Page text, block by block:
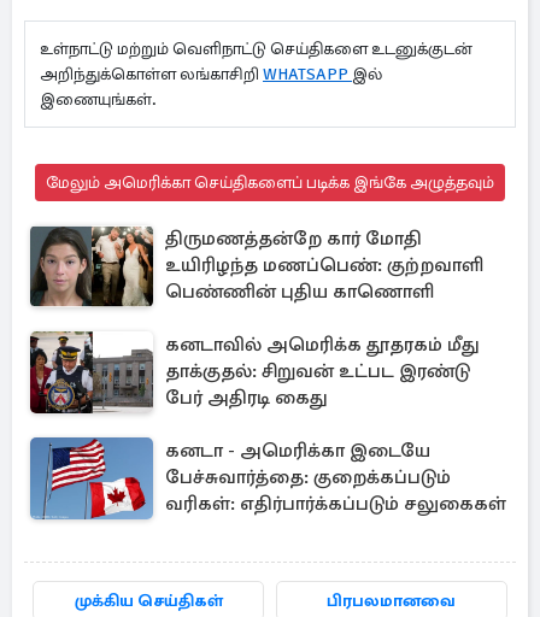
உள்நாட்டு மற்றும் வெளிநாட்டு செய்திகளை உடனுக்குடன்
அறிந்துக்கொள்ள லங்காசிறி WHATSAPP இல்
இணையுங்கள்.
மேலும் அமெரிக்கா செய்திகளைப் படிக்க இங்கே அழுத்தவும்
திருமணத்தன்றே கார் மோதி
உயிரிழந்த மணப்பெண்: குற்றவாளி
பெண்ணின் புதிய காணொளி
கனடாவில் அமெரிக்க தூதரகம் மீது
தாக்குதல்: சிறுவன் உட்பட இரண்டு
பேர் அதிரடி கைது
கனடா - அமெரிக்கா இடையே
பேச்சுவார்த்தை: குறைக்கப்படும்
வரிகள்: எதிர்பார்க்கப்படும் சலுகைகள்
முக்கிய செய்திகள் பிரபலமானவை